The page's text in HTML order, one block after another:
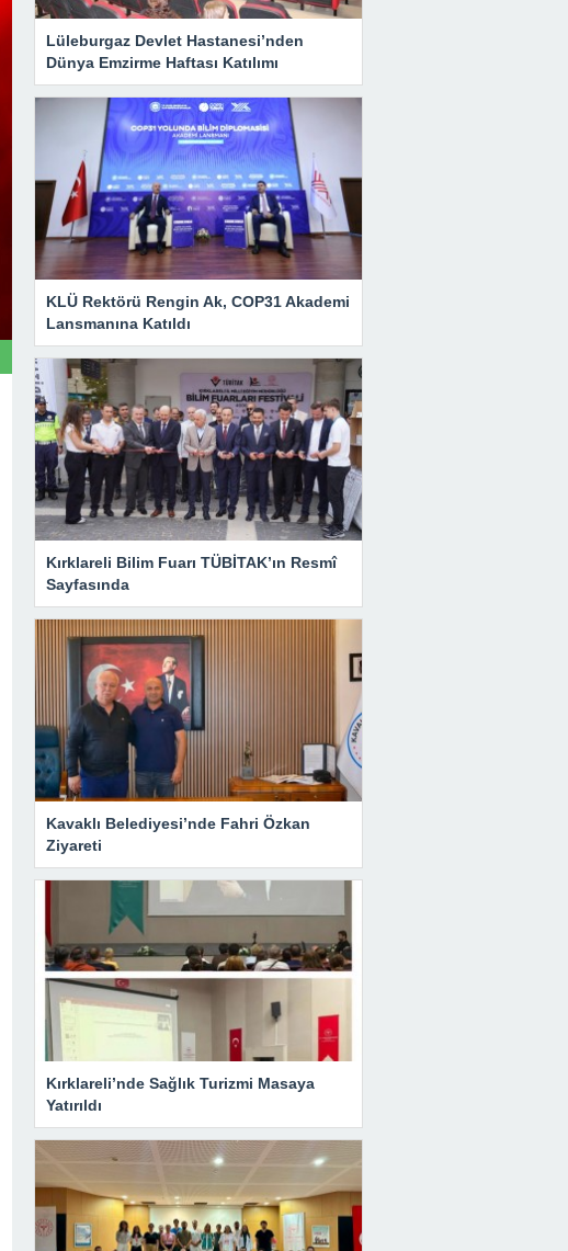
Lüleburgaz Devlet Hastanesi’nden
Dünya Emzirme Haftası Katılımı
KLÜ Rektörü Rengin Ak, COP31 Akademi
Lansmanına Katıldı
Kırklareli Bilim Fuarı TÜBİTAK’ın Resmî
Sayfasında
Kavaklı Belediyesi’nde Fahri Özkan
Ziyareti
Kırklareli’nde Sağlık Turizmi Masaya
Yatırıldı